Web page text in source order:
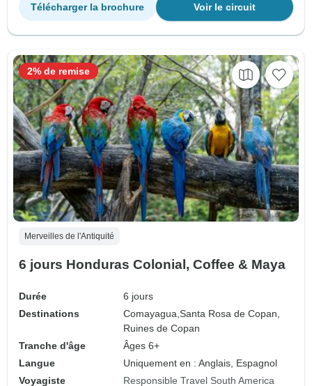
Voir le circuit
Télécharger la brochure
Merveilles de l'Antiquité
6 jours Honduras Colonial, Coffee & Maya
Durée
6 jours
Destinations
Comayagua,Santa Rosa de Copan,
Ruines de Copan
Tranche d'âge
Âges 6+
Langue
Uniquement en : Anglais, Espagnol
Voyagiste
Responsible Travel South America
2% de remise